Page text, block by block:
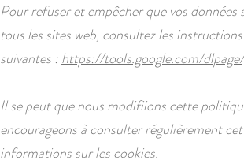
Pour refuser et empêcher que vos
tous les sites web, consultez les instructions
suivantes :https://tools.google.com/
Il se peut que nous modifiions cette
encourageons à consulter régulièrement
informations sur les cookies.